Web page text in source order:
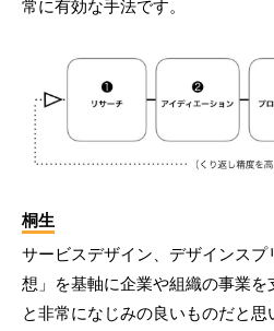
常に有効な手法です。
桐生
サービスデザイン、デザインス
想」を基軸に企業や組織の事業
と非常になじみの良いものだと思